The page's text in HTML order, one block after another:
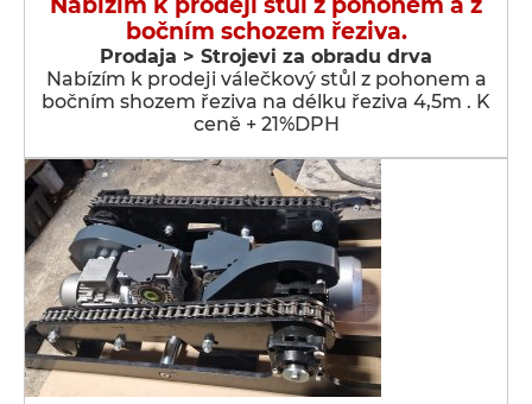
bočním schozem řeziva.
Prodaja > Strojevi za obradu drva
Nabízím k prodeji válečkový stůl z pohonem a
bočním shozem řeziva na délku řeziva 4,5m . K
ceně + 21%DPH